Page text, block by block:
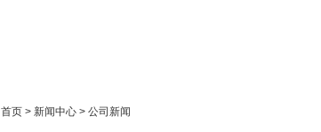
首页 > 新闻中心 > 公司新闻